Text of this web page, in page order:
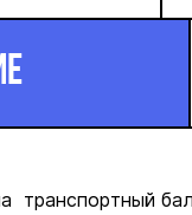
транспортный